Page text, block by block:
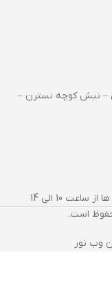
– نبش کوچه نسترن –
است.
وب نور